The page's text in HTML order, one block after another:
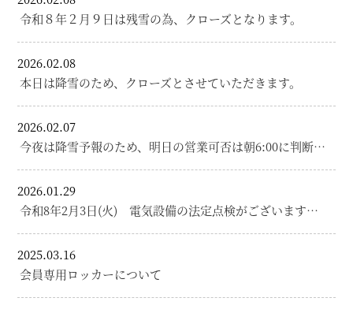
令和８年２月９日は残雪の為、クローズとなります。
2026.02.08
本日は降雪のため、クローズとさせていただきます。
2026.02.07
今夜は降雪予報のため、明日の営業可否は朝6:00に判断…
2026.01.29
令和8年2月3日(火) 電気設備の法定点検がございます…
2025.03.16
会員専用ロッカーについて